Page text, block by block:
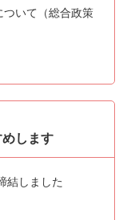
ついて（総合政策
します
結しました